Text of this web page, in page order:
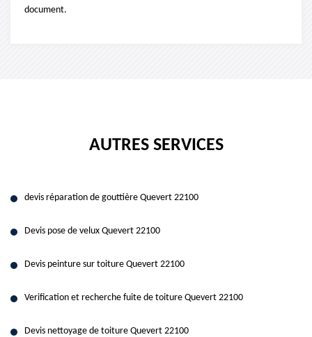
document.
AUTRES SERVICES
devis réparation de gouttière Quevert 22100
Devis pose de velux Quevert 22100
Devis peinture sur toiture Quevert 22100
Verification et recherche fuite de toiture Quevert 22100
Devis nettoyage de toiture Quevert 22100